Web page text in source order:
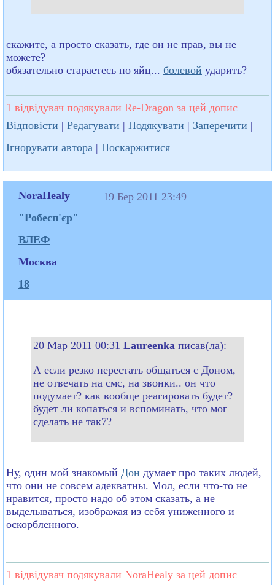
скажите, а просто сказать, где он не прав, вы не
можете?
обязательно стараетесь по яйц... болевой ударить?
1 відвідувач подякували Re-Dragon за цей допис
Відповісти | Редагувати | Подякувати | Заперечити |
Ігнорувати автора | Поскаржитися
NoraHealy
"Робесп'єр"
ВЛЕФ
Москва
18
19 Бер 2011 23:49
20 Мар 2011 00:31 Laureenka писав(ла):
А если резко перестать общаться с Доном,
не отвечать на смс, на звонки.. он что
подумает? как вообще реагировать будет?
будет ли копаться и вспоминать, что мог
сделать не так7?
Ну, один мой знакомый Дон думает про таких людей,
что они не совсем адекватны. Мол, если что-то не
нравится, просто надо об этом сказать, а не
выделываться, изображая из себя униженного и
оскорбленного.
1 відвідувач подякували NoraHealy за цей допис